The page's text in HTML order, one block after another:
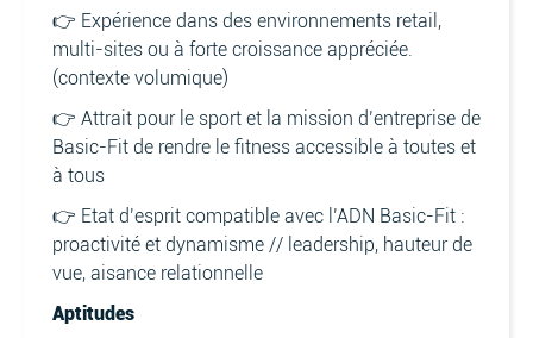
👉 Expérience dans des environnements retail,
multi-sites ou à forte croissance appréciée.
(contexte volumique)
👉 Attrait pour le sport et la mission d’entreprise de
Basic-Fit de rendre le fitness accessible à toutes et
à tous
👉 Etat d’esprit compatible avec l’ADN Basic-Fit :
proactivité et dynamisme // leadership, hauteur de
vue, aisance relationnelle
Aptitudes